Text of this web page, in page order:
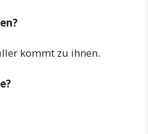
kommt zu ihnen.